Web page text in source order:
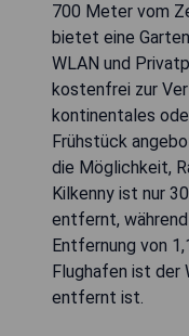
700 Meter vom
bietet eine
WLAN und
kostenfrei zur
kontinentales
Frühstück
die Möglichkeit,
Kilkenny ist nur
entfernt,
Entfernung von
Flughafen ist der
entfernt ist.